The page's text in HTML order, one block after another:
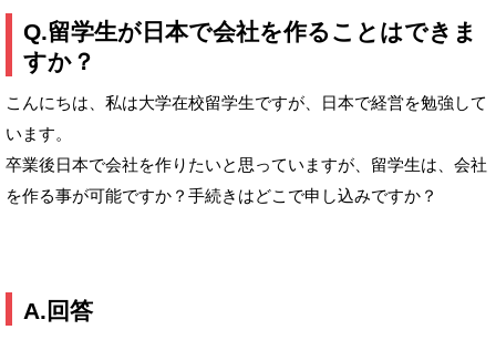
Q.留学生が日本で会社を作ることはできま
すか？
こんにちは、私は大学在校留学生ですが、日本で経営を勉強して
います。
卒業後日本で会社を作りたいと思っていますが、留学生は、会社
を作る事が可能ですか？手続きはどこで申し込みですか？
A.回答